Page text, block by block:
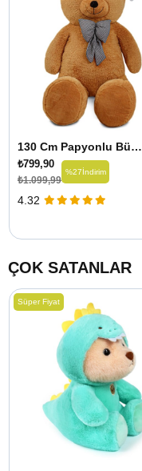
130 Cm Papyonlu Büyük Ayıcık
₺799,90
₺1.099,99
%27İndirim
4.32
ÇOK SATANLAR
Süper Fiyat